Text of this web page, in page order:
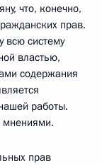
что, конечно,
прав.
всю систему
властью,
содержания
работы.
мнениями.
прав